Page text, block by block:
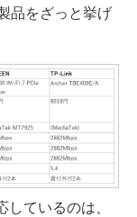
品をざっと挙げ
ているのは、